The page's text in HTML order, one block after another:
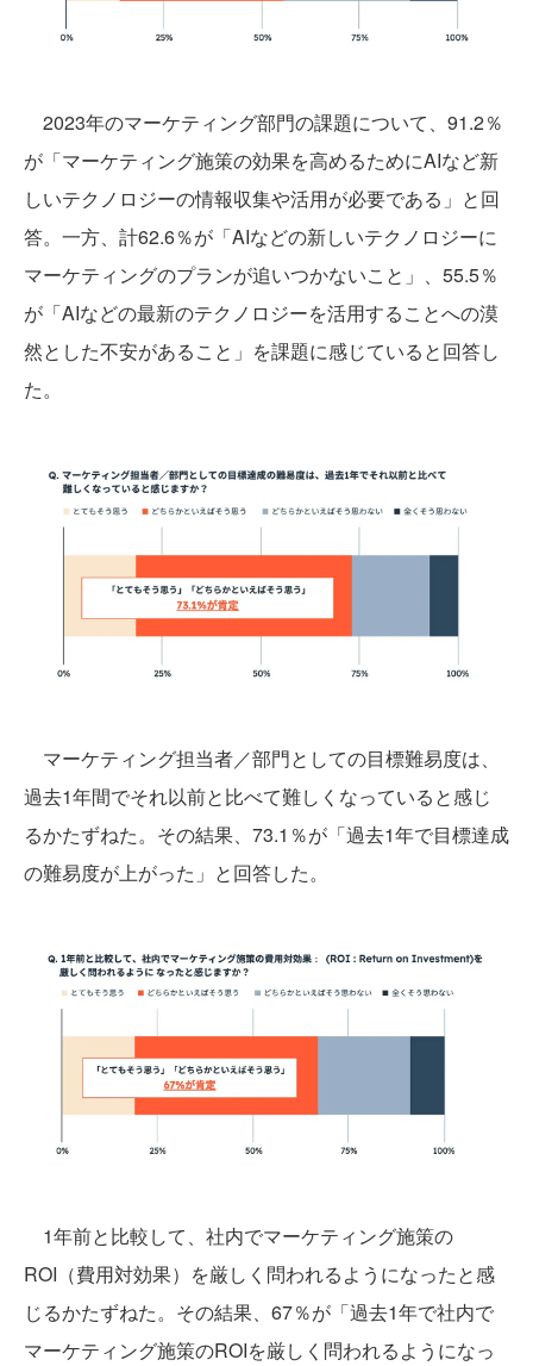
2023年のマーケティング部門の課題について、91.2％
が「マーケティング施策の効果を高めるためにAIなど新
しいテクノロジーの情報収集や活用が必要である」と回
答。一方、計62.6％が「AIなどの新しいテクノロジーに
マーケティングのプランが追いつかないこと」、55.5％
が「AIなどの最新のテクノロジーを活用することへの漠
然とした不安があること」を課題に感じていると回答し
た。
マーケティング担当者／部門としての目標難易度は、
過去1年間でそれ以前と比べて難しくなっていると感じ
るかたずねた。その結果、73.1％が「過去1年で目標達成
の難易度が上がった」と回答した。
1年前と比較して、社内でマーケティング施策の
ROI（費用対効果）を厳しく問われるようになったと感
じるかたずねた。その結果、67％が「過去1年で社内で
マーケティング施策のROIを厳しく問われるようになっ